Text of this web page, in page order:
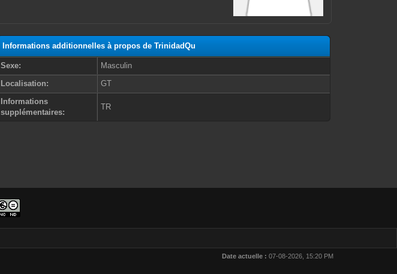
Informations additionnelles à propos de TrinidadQu
Sexe:
Masculin
Localisation:
GT
Informations
supplémentaires:
TR
Date actuelle : 07-08-2026, 15:20 PM